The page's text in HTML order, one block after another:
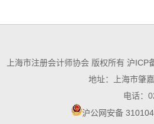
上海市注册会计师协会 版权所有 沪ICP
地址：上海市肇
电话：
沪公网安备